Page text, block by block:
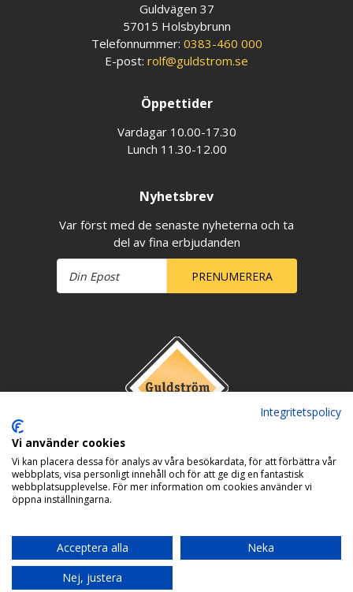
Guldvägen 37
57015 Holsbybrunn
Telefonnummer: 0383-460 000
E-post: rolf@guldstrom.se
Öppettider
Vardagar 10.00-17.30
Lunch 11.30-12.00
Nyhetsbrev
Var först med de senaste nyheterna och ta
del av fina erbjudanden
PRENUMERERA
Copyright © 2026 Guldström
Integritetspolicy
Vi använder cookies
Vi kan placera dessa för analys av våra besökardata, för att förbättra vår
webbplats, visa personligt innehåll och för att ge dig en fantastisk
webbplatsupplevelse. För mer information om cookies använder vi
öppna inställningarna.
Acceptera alla
Neka
Nej, justera